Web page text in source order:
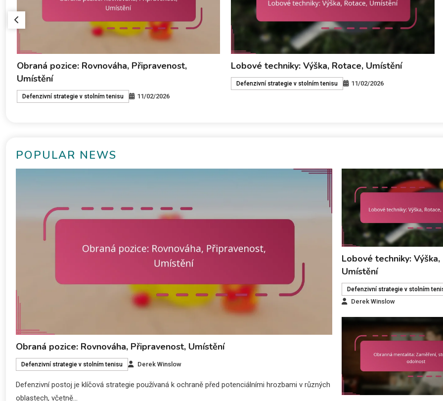
Lobové techniky: Výška, Rotace, Umístění
Defenzivní strategie v stolním tenisu
Hraní s výkonem: Mechanika úderu, načasování,
dokončení
POPULAR NEWS
Obraná pozice: Rovnováha, Připravenost, Umístění
Defenzivní strategie v stolním tenisu Derek Winslow
Defenzivní postoj je klíčová strategie používaná k ochraně před potenciálními hrozbami v různých
oblastech, včetně…
Lobové techniky:
Umístění
Defenzivní strategie v stolním
Derek Winslow